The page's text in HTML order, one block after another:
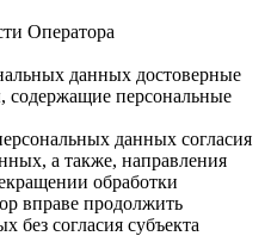
Оператора
данных достоверные
персональные
данных согласия
а также, направления
обработки
вправе продолжить
без согласия субъекта